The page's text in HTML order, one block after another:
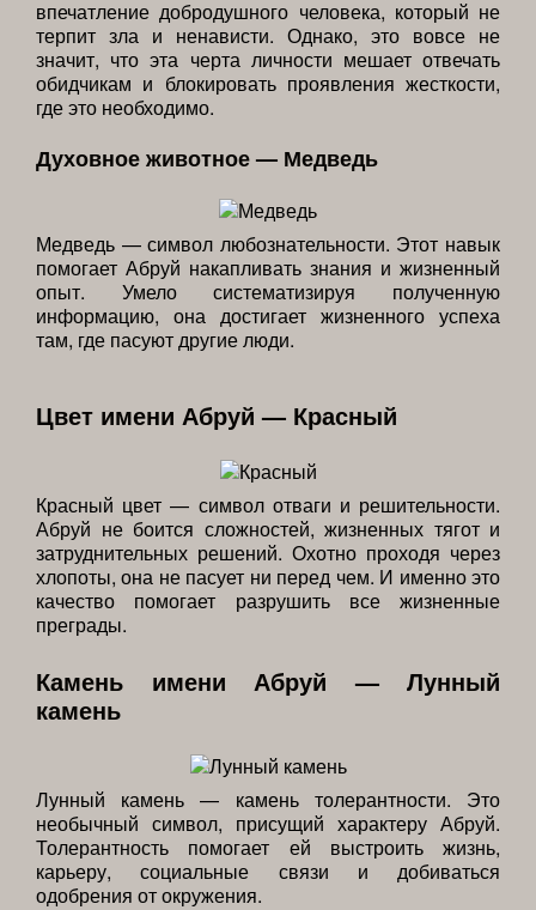
впечатление добродушного человека, который не
терпит зла и ненависти. Однако, это вовсе не
значит, что эта черта личности мешает отвечать
обидчикам и блокировать проявления жесткости,
где это необходимо.
Духовное животное — Медведь
Медведь — символ любознательности. Этот навык
помогает Абруй накапливать знания и жизненный
опыт. Умело систематизируя полученную
информацию, она достигает жизненного успеха
там, где пасуют другие люди.
Цвет имени Абруй — Красный
Красный цвет — символ отваги и решительности.
Абруй не боится сложностей, жизненных тягот и
затруднительных решений. Охотно проходя через
хлопоты, она не пасует ни перед чем. И именно это
качество помогает разрушить все жизненные
преграды.
Камень имени Абруй — Лунный
камень
Лунный камень — камень толерантности. Это
необычный символ, присущий характеру Абруй.
Толерантность помогает ей выстроить жизнь,
карьеру, социальные связи и добиваться
одобрения от окружения.